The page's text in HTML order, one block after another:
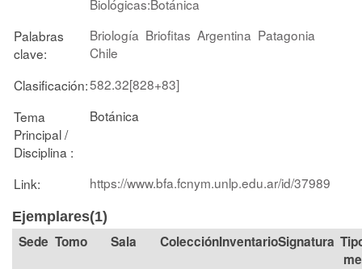
Biológicas:Botánica
Palabras
clave:
Briología Briofitas Argentina Patagonia
Chile
Clasificación:582.32[828+83]
Tema
Principal /
Disciplina :
Botánica
Link: https://www.bfa.fcnym.unlp.edu.ar/id/37989
Ejemplares(1)
Tomo Sala Colección Signatura